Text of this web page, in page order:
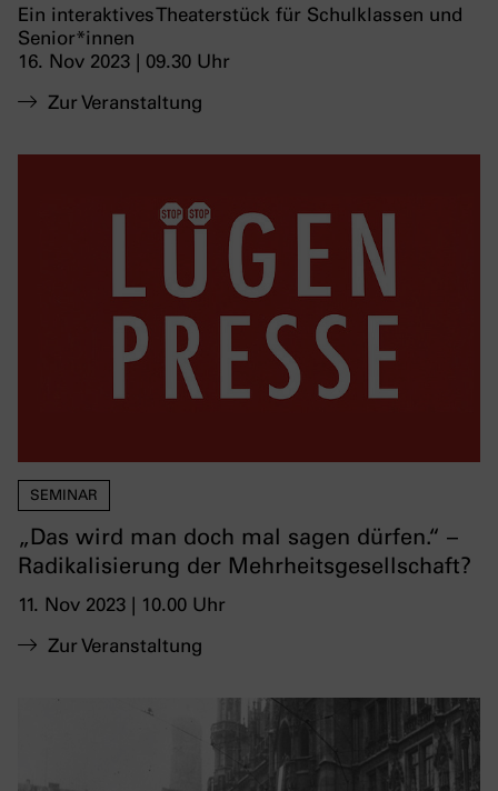
Ein interaktives Theaterstück für Schulklassen und
Senior*innen
16. Nov 2023 | 09.30 Uhr
Zur Veranstaltung
SEMINAR
„Das wird man doch mal sagen dürfen.“ –
Radikalisierung der Mehrheitsgesellschaft?
11. Nov 2023 | 10.00 Uhr
Zur Veranstaltung